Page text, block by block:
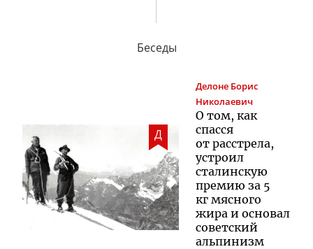
Беседы
Д
Делоне Борис
Николаевич
О том, как
спасся
от расстрела,
устроил
сталинскую
премию за 5
кг мясного
жира и основал
советский
альпинизм